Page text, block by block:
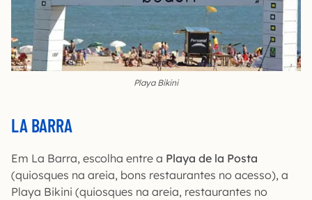
Playa Bikini
LA BARRA
Em La Barra, escolha entre a Playa de la Posta
(quiosques na areia, bons restaurantes no acesso), a
Playa Bikini (quiosques na areia, restaurantes no